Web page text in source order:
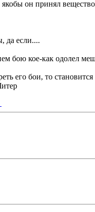
он принял
да если....
бою кое-как одолел
его бои, то